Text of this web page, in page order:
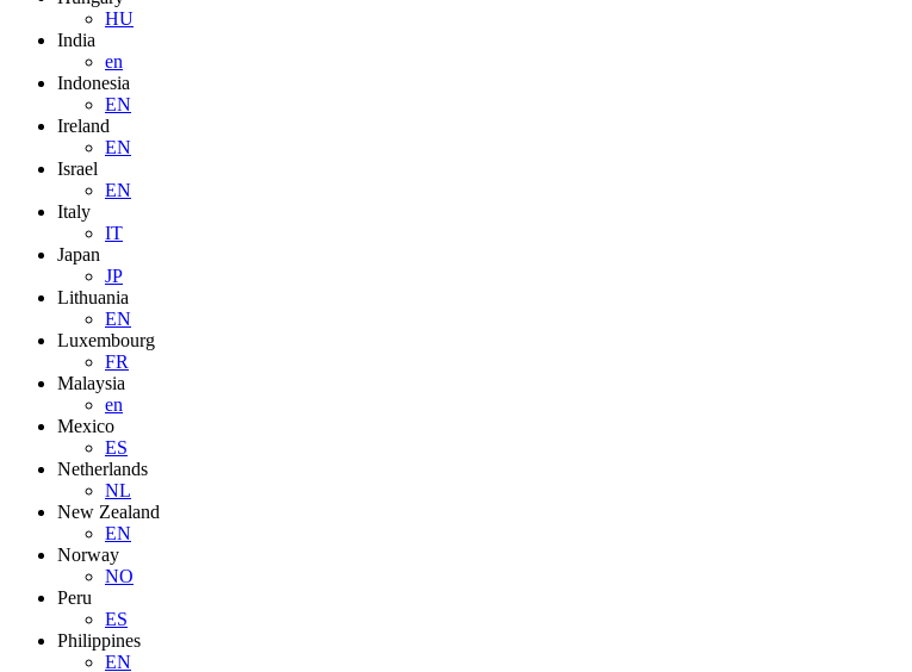
HU
India
en
Indonesia
EN
Ireland
EN
Israel
EN
Italy
IT
Japan
JP
Lithuania
EN
Luxembourg
FR
Malaysia
en
Mexico
ES
Netherlands
NL
New Zealand
EN
Norway
NO
Peru
ES
Philippines
EN